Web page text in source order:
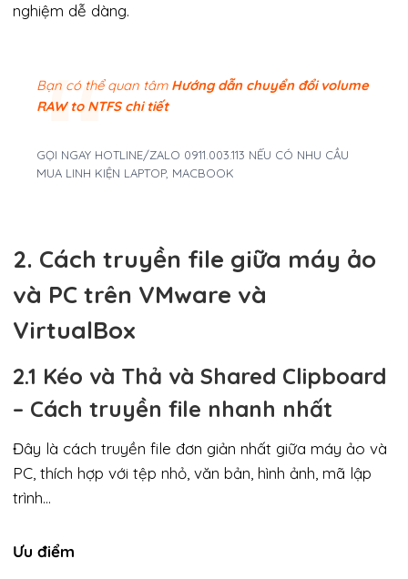
nghiệm dễ dàng.
Bạn có thể quan tâm Hướng dẫn chuyển đổi volume
RAW to NTFS chi tiết
GỌI NGAY HOTLINE/ZALO 0911.003.113 NẾU CÓ NHU CẦU
MUA LINH KIỆN LAPTOP, MACBOOK
2. Cách truyền file giữa máy ảo
và PC trên VMware và
VirtualBox
2.1 Kéo và Thả và Shared Clipboard
– Cách truyền file nhanh nhất
Đây là cách truyền file đơn giản nhất giữa máy ảo và
PC, thích hợp với tệp nhỏ, văn bản, hình ảnh, mã lập
trình…
Ưu điểm